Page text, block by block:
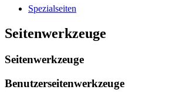
Spezialseiten
Seitenwerkzeuge
Seitenwerkzeuge
Benutzerseitenwerkzeuge